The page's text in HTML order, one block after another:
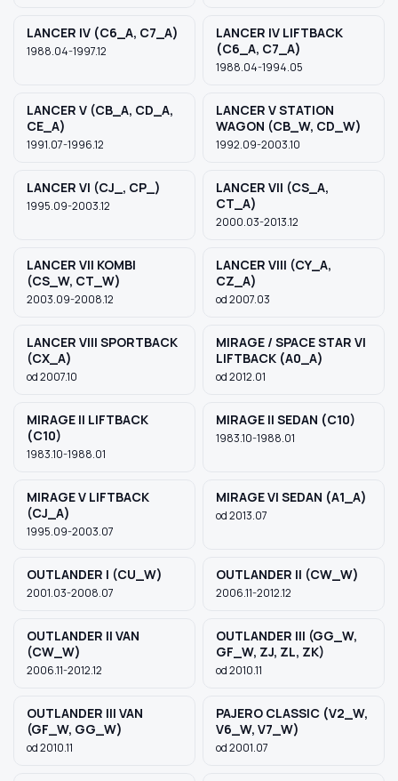
LANCER IV (C6_A, C7_A)
1988.04-1997.12
LANCER IV LIFTBACK
(C6_A, C7_A)
1988.04-1994.05
LANCER V (CB_A, CD_A,
CE_A)
1991.07-1996.12
LANCER V STATION
WAGON (CB_W, CD_W)
1992.09-2003.10
LANCER VI (CJ_, CP_)
1995.09-2003.12
LANCER VII (CS_A,
CT_A)
2000.03-2013.12
LANCER VII KOMBI
(CS_W, CT_W)
2003.09-2008.12
LANCER VIII (CY_A,
CZ_A)
od 2007.03
LANCER VIII SPORTBACK
(CX_A)
od 2007.10
MIRAGE / SPACE STAR VI
LIFTBACK (A0_A)
od 2012.01
MIRAGE II LIFTBACK
(C10)
1983.10-1988.01
MIRAGE II SEDAN (C10)
1983.10-1988.01
MIRAGE V LIFTBACK
(CJ_A)
1995.09-2003.07
MIRAGE VI SEDAN (A1_A)
od 2013.07
OUTLANDER I (CU_W)
2001.03-2008.07
OUTLANDER II (CW_W)
2006.11-2012.12
OUTLANDER II VAN
(CW_W)
2006.11-2012.12
OUTLANDER III (GG_W,
GF_W, ZJ, ZL, ZK)
od 2010.11
OUTLANDER III VAN
(GF_W, GG_W)
od 2010.11
PAJERO CLASSIC (V2_W,
V6_W, V7_W)
od 2001.07